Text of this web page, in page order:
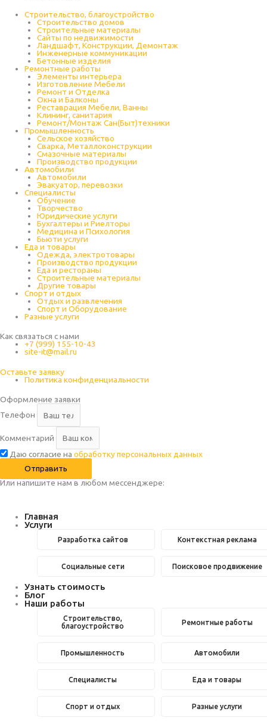
Строительство, благоустройство
Строительство домов
Строительные материалы
Сайты по недвижимости
Ландшафт, Конструкции, Демонтаж
Инженерные коммуникации
Бетонные изделия
Ремонтные работы
Элементы интерьера
Изготовление Мебели
Ремонт и Отделка
Окна и Балконы
Реставрация Мебели, Ванны
Клининг, санитария
Ремонт/Монтаж Сан(Быт)техники
Промышленность
Cельское хозяйство
Сварка, Металлоконструкции
Cмазочные материалы
Производство продукции
Автомобили
Автомобили
Эвакуатор, перевозки
Специалисты
Обучение
Творчество
Юридические услуги
Бухгалтеры и Риелторы
Медицина и Психология
Бьюти услуги
Еда и товары
Одежда, электротовары
Производство продукции
Еда и рестораны
Строительные материалы
Другие товары
Спорт и отдых
Отдых и развлечения
Спорт и Оборудование
Разные услуги
Как связаться с нами
+7 (999) 155-10-43
site-it@mail.ru
Оставьте заявку
Политика конфиденциальности
Оформление заявки
Телефон
Комментарий
Даю согласие на обработку персональных данных
Отправить
Или напишите нам в любом месcенджере:
Главная
Услуги
Разработка сайтов Контекстная реклама
Социальные сети Поисковое продвижение
Узнать стоимость
Блог
Наши работы
Строительство,
благоустройство
Ремонтные работы
Промышленность Автомобили
Специалисты Еда и товары
Спорт и отдых Разные услуги